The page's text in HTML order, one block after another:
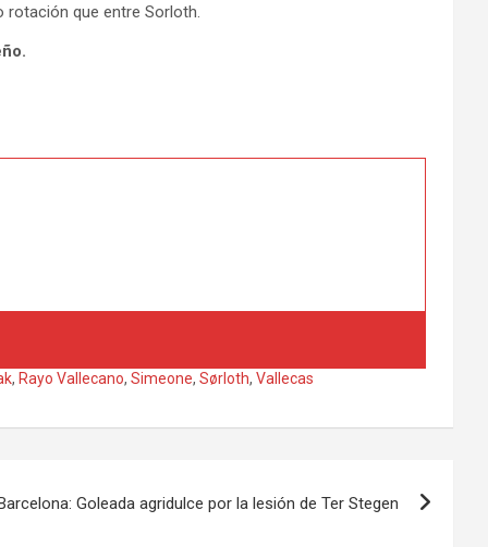
que entre Sorloth.
, Rayo Vallecano, Simeone, Sørloth, Vallecas
Goleada agridulce por la lesión de Ter Stegen